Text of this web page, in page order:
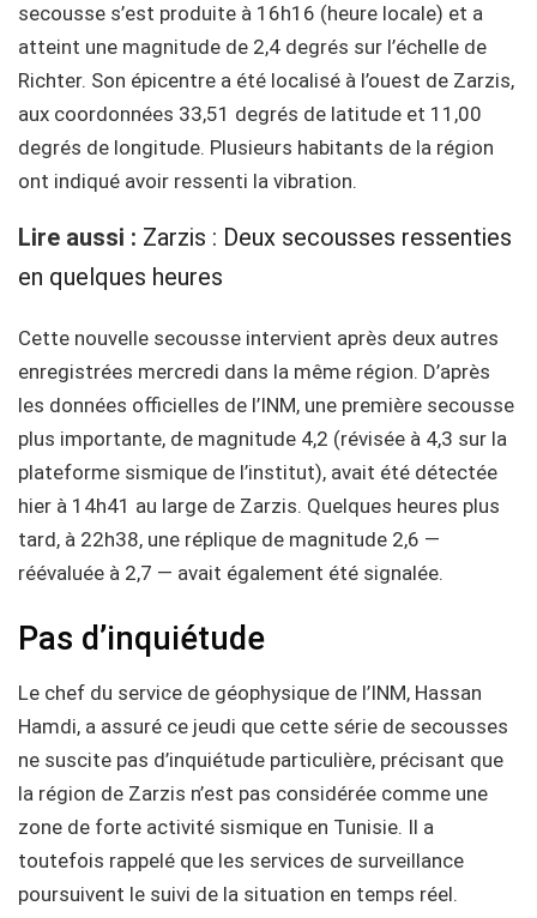
secousse s’est produite à 16h16 (heure locale) et a
atteint une magnitude de 2,4 degrés sur l’échelle de
Richter. Son épicentre a été localisé à l’ouest de Zarzis,
aux coordonnées 33,51 degrés de latitude et 11,00
degrés de longitude. Plusieurs habitants de la région
ont indiqué avoir ressenti la vibration.
Lire aussi : Zarzis : Deux secousses ressenties
en quelques heures
Cette nouvelle secousse intervient après deux autres
enregistrées mercredi dans la même région. D’après
les données officielles de l’INM, une première secousse
plus importante, de magnitude 4,2 (révisée à 4,3 sur la
plateforme sismique de l’institut), avait été détectée
hier à 14h41 au large de Zarzis. Quelques heures plus
tard, à 22h38, une réplique de magnitude 2,6 —
réévaluée à 2,7 — avait également été signalée.
Pas d’inquiétude
Le chef du service de géophysique de l’INM, Hassan
Hamdi, a assuré ce jeudi que cette série de secousses
ne suscite pas d’inquiétude particulière, précisant que
la région de Zarzis n’est pas considérée comme une
zone de forte activité sismique en Tunisie. Il a
toutefois rappelé que les services de surveillance
poursuivent le suivi de la situation en temps réel.